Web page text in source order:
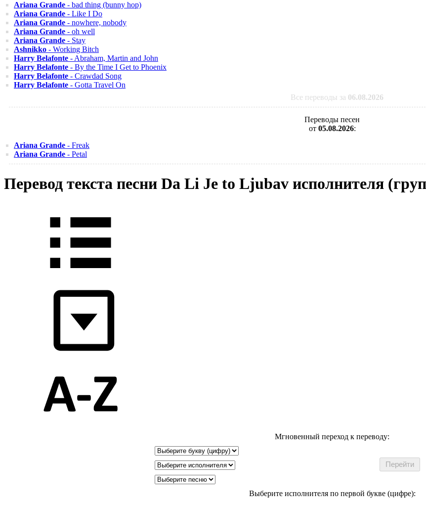
Ariana Grande - bad thing (bunny hop)
Ariana Grande - Like I Do
Ariana Grande - nowhere, nobody
Ariana Grande - oh well
Ariana Grande - Stay
Ashnikko - Working Bitch
Harry Belafonte - Abraham, Martin and John
Harry Belafonte - By the Time I Get to Phoenix
Harry Belafonte - Crawdad Song
Harry Belafonte - Gotta Travel On
Все переводы за 06.08.2026
Переводы песен
от 05.08.2026:
Ariana Grande - Freak
Ariana Grande - Petal
Перевод текста песни Da Li Je to Ljubav исполнителя
Мгновенный переход к переводу:
Выберите исполнителя по первой букве (цифре):